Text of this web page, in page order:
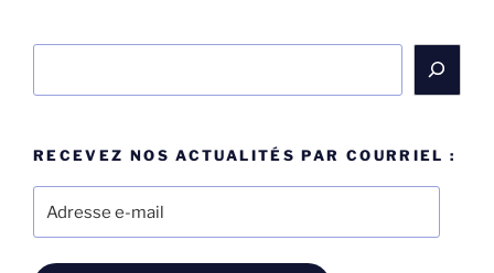
RECEVEZ NOS ACTUALITÉS PAR COURRIEL :
e-